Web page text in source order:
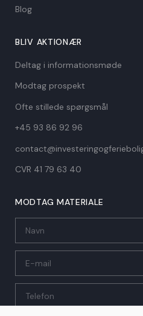
Blog
BLIV AKTIONÆR
Deltag i informationsmøde
Modtag prospekt
Ofte stillede spørgsmål
+45 93 86 92 96
CVR 41 79 63 40​
MODTAG MATERIALE